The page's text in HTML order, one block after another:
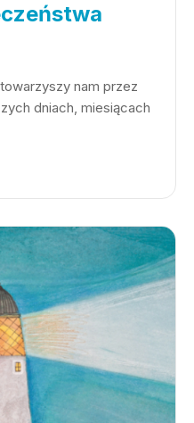
nam przez
dniach, miesiącach